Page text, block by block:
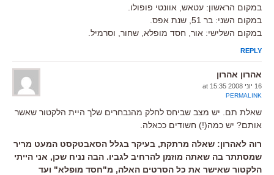
במקום הראשון: עטאש, אוונטי פופולו.
במקום השני: בר 51, שנת אפס.
במקום השלישי: אור, חסד מופלא, שחור, וסרמיל.
REPLY
אהרון אהרון
16 יוני 2008 at 15:35
PERMALINK
שאלת תם. יש מצב שביחס לחלק מהנבחרים שלך היית הלקטור שאשר
אותם? יש כמה(!) חשודים ככאלה.
רוה לאהרון: שאלה מרתקת, בעיקר בגלל הסאבטקסט המעט מריר
שמסתתר בה שאתה מוזמן להרחיב לגביו. הבה נניח שכן, אני הייתי
הלקטור שאישר את כל הסרטים האלה, מ"חסד מופלא" ועד